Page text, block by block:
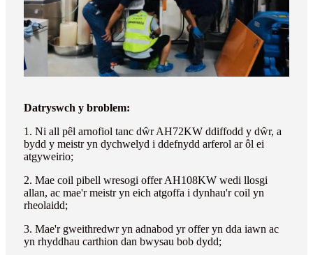
Datryswch y broblem:
1. Ni all pêl arnofiol tanc dŵr AH72KW ddiffodd y dŵr, a
bydd y meistr yn dychwelyd i ddefnydd arferol ar ôl ei
atgyweirio;
2. Mae coil pibell wresogi offer AH108KW wedi llosgi
allan, ac mae'r meistr yn eich atgoffa i dynhau'r coil yn
rheolaidd;
3. Mae'r gweithredwr yn adnabod yr offer yn dda iawn ac
yn rhyddhau carthion dan bwysau bob dydd;